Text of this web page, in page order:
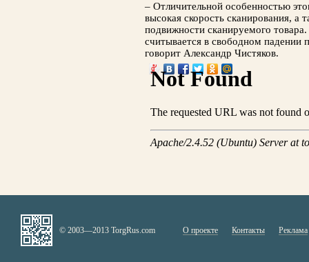
– Отличительной особенностью
высокая скорость сканирования, а
подвижности сканируемого
считывается в свободном падении
говорит Александр Чистяков.
© 2003—2013 TorgRus.com О проекте Контакты Реклама